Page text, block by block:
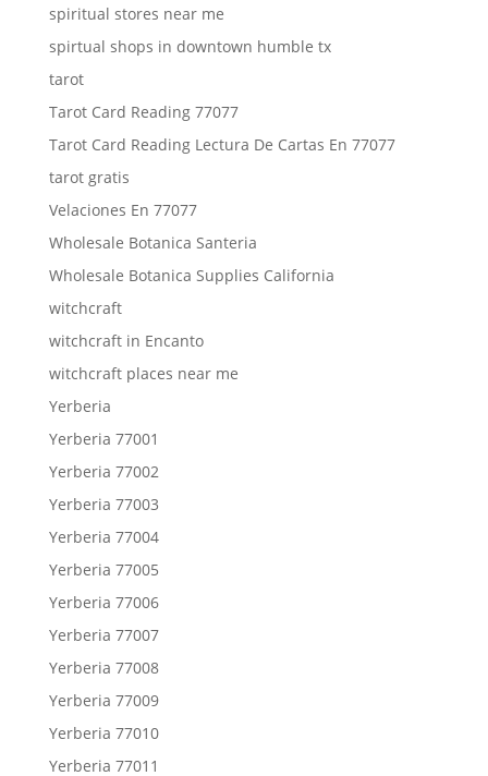
spiritual stores near me
spirtual shops in downtown humble tx
tarot
Tarot Card Reading 77077
Tarot Card Reading Lectura De Cartas En 77077
tarot gratis
Velaciones En 77077
Wholesale Botanica Santeria
Wholesale Botanica Supplies California
witchcraft
witchcraft in Encanto
witchcraft places near me
Yerberia
Yerberia 77001
Yerberia 77002
Yerberia 77003
Yerberia 77004
Yerberia 77005
Yerberia 77006
Yerberia 77007
Yerberia 77008
Yerberia 77009
Yerberia 77010
Yerberia 77011